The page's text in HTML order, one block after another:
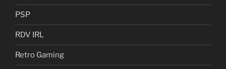
PSP
RDV IRL
Retro Gaming